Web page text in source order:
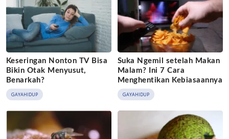
Keseringan Nonton TV Bisa
Bikin Otak Menyusut,
Benarkah?
GAYAHIDUP
Suka Ngemil setelah Makan
Malam? Ini 7 Cara
Menghentikan Kebiasaannya
GAYAHIDUP